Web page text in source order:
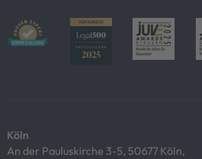
Köln
An der Pauluskirche 3-5, 50677 Köln,